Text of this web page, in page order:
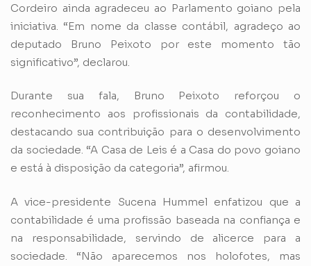
Cordeiro ainda agradeceu ao Parlamento goiano pela
iniciativa. “Em nome da classe contábil, agradeço ao
deputado Bruno Peixoto por este momento tão
significativo”, declarou.
Durante sua fala, Bruno Peixoto reforçou o
reconhecimento aos profissionais da contabilidade,
destacando sua contribuição para o desenvolvimento
da sociedade. “A Casa de Leis é a Casa do povo goiano
e está à disposição da categoria”, afirmou.
A vice-presidente Sucena Hummel enfatizou que a
contabilidade é uma profissão baseada na confiança e
na responsabilidade, servindo de alicerce para a
sociedade. “Não aparecemos nos holofotes, mas